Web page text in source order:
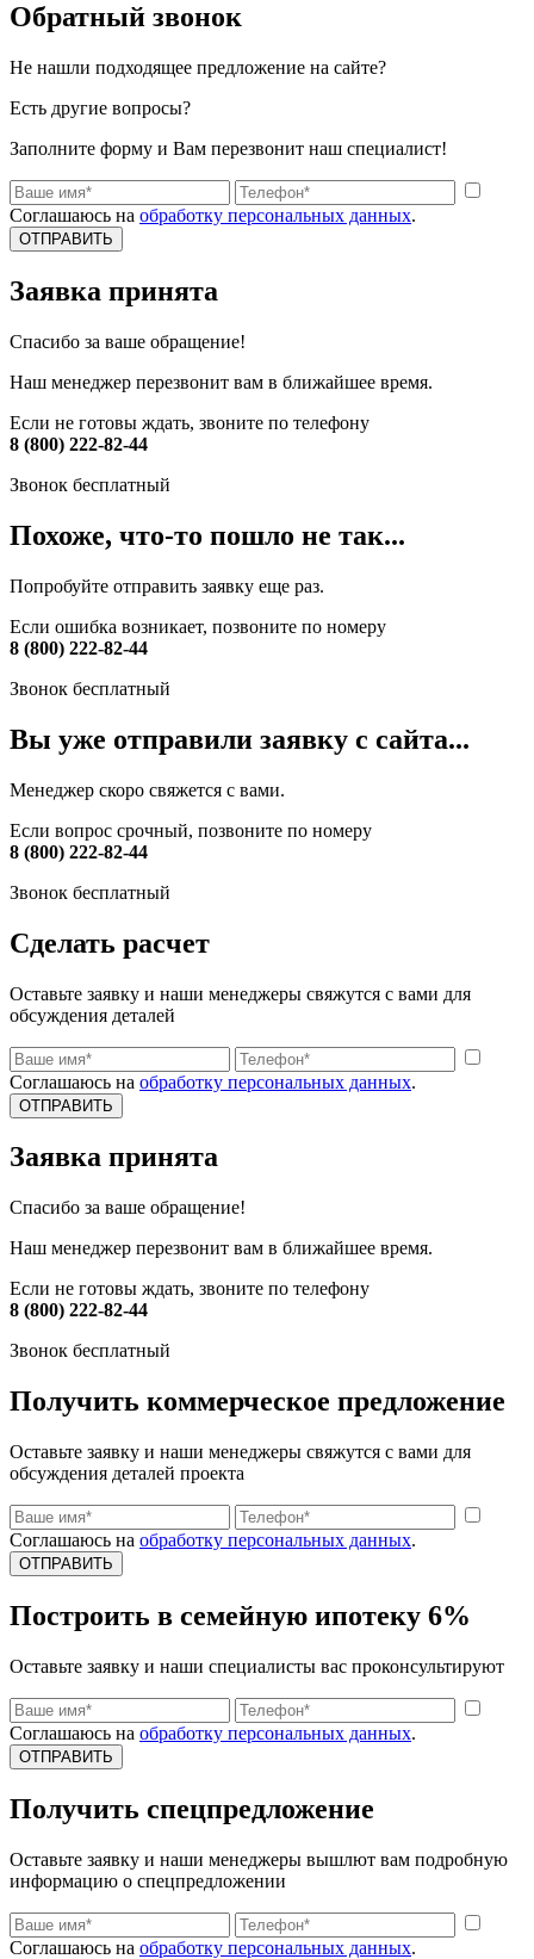
Обратный звонок
Не нашли подходящее предложение на сайте?
Есть другие вопросы?
Заполните форму и Вам перезвонит наш специалист!
Соглашаюсь на обработку персональных данных.
ОТПРАВИТЬ
Заявка принята
Спасибо за ваше обращение!
Наш менеджер перезвонит вам в ближайшее время.
Если не готовы ждать, звоните по телефону
8 (800) 222-82-44
Звонок бесплатный
Похоже, что-то пошло не так...
Попробуйте отправить заявку еще раз.
Если ошибка возникает, позвоните по номеру
8 (800) 222-82-44
Звонок бесплатный
Вы уже отправили заявку с сайта...
Менеджер скоро свяжется с вами.
Если вопрос срочный, позвоните по номеру
8 (800) 222-82-44
Звонок бесплатный
Сделать расчет
Оставьте заявку и наши менеджеры свяжутся с вами для
обсуждения деталей
Соглашаюсь на обработку персональных данных.
ОТПРАВИТЬ
Заявка принята
Спасибо за ваше обращение!
Наш менеджер перезвонит вам в ближайшее время.
Если не готовы ждать, звоните по телефону
8 (800) 222-82-44
Звонок бесплатный
Получить коммерческое предложение
Оставьте заявку и наши менеджеры свяжутся с вами для
обсуждения деталей проекта
Соглашаюсь на обработку персональных данных.
ОТПРАВИТЬ
Построить в семейную ипотеку 6%
Оставьте заявку и наши специалисты вас проконсультируют
Соглашаюсь на обработку персональных данных.
ОТПРАВИТЬ
Получить спецпредложение
Оставьте заявку и наши менеджеры вышлют вам подробную
информацию о спецпредложении
Соглашаюсь на обработку персональных данных.